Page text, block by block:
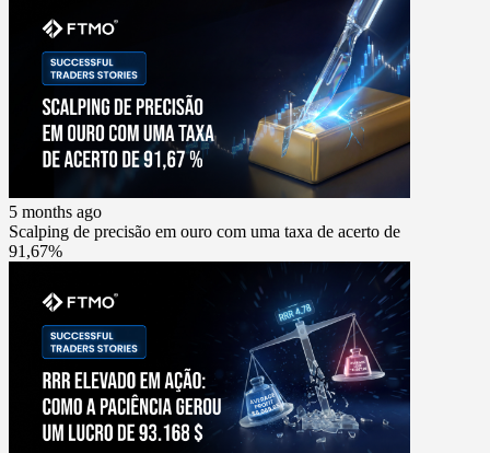
5 months ago
Scalping de precisão em ouro com uma taxa de acerto de
91,67%